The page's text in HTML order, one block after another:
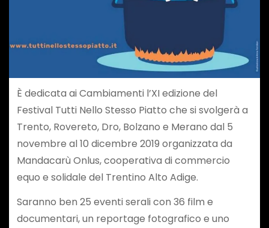
È dedicata ai Cambiamenti l’XI edizione del
Festival Tutti Nello Stesso Piatto che si svolgerà a
Trento, Rovereto, Dro, Bolzano e Merano dal 5
novembre al 10 dicembre 2019 organizzata da
Mandacarù Onlus, cooperativa di commercio
equo e solidale del Trentino Alto Adige.
Saranno ben 25 eventi serali con 36 film e
documentari, un reportage fotografico e uno